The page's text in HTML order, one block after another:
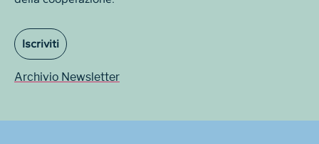
Iscriviti
Archivio Newsletter